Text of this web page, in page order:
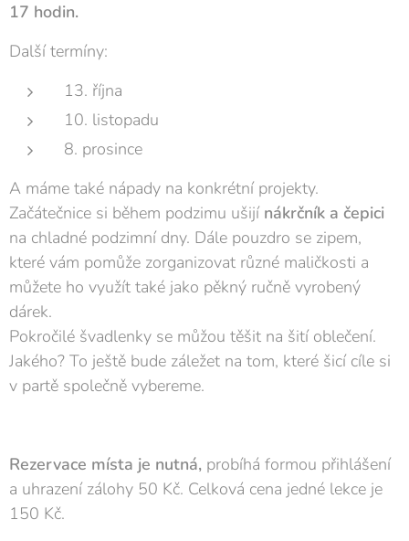
17 hodin.
Další termíny:
13. října
10. listopadu
8. prosince
A máme také nápady na konkrétní projekty.
Začátečnice si během podzimu ušijí nákrčník a čepici
na chladné podzimní dny. Dále pouzdro se zipem,
které vám pomůže zorganizovat různé maličkosti a
můžete ho využít také jako pěkný ručně vyrobený
dárek.
Pokročilé švadlenky se můžou těšit na šití oblečení.
Jakého? To ještě bude záležet na tom, které šicí cíle si
v partě společně vybereme.
Rezervace místa je nutná, probíhá formou přihlášení
a uhrazení zálohy 50 Kč. Celková cena jedné lekce je
150 Kč.